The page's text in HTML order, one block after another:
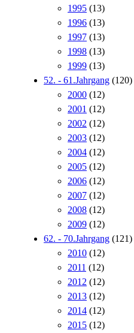
1995 (13)
1996 (13)
1997 (13)
1998 (13)
1999 (13)
52. - 61.Jahrgang (120)
2000 (12)
2001 (12)
2002 (12)
2003 (12)
2004 (12)
2005 (12)
2006 (12)
2007 (12)
2008 (12)
2009 (12)
62. - 70.Jahrgang (121)
2010 (12)
2011 (12)
2012 (12)
2013 (12)
2014 (12)
2015 (12)